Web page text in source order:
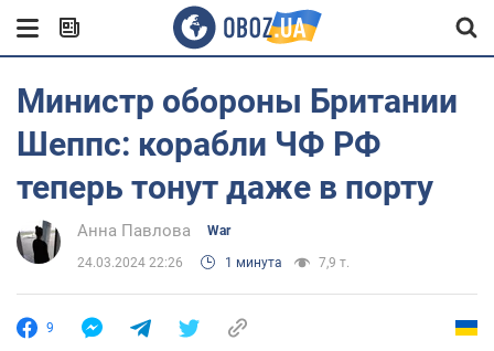
Министр обороны Британии
Шеппс: корабли ЧФ РФ
теперь тонут даже в порту
Анна Павлова War
24.03.2024 22:26 1 минута 7,9 т.
9